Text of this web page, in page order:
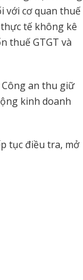
với cơ quan thuế
tế không kê
thuế GTGT và
Công an thu giữ
kinh doanh
tục điều tra, mở